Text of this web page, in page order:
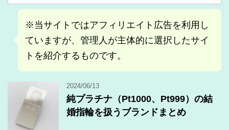
※当サイトではアフィリエイト広告を利用し
ていますが、管理人が主体的に選択したサイ
トを紹介するものです。
2024/06/13
純プラチナ（Pt1000、Pt999）の結
婚指輪を扱うブランドまとめ